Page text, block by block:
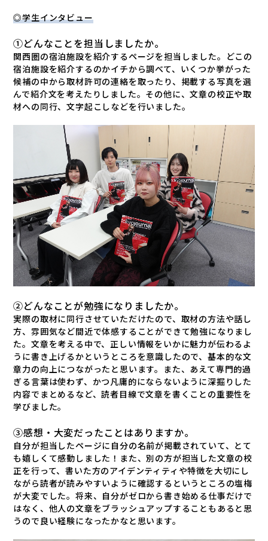
◎学生インタビュー
①どんなことを担当しましたか。
関西圏の宿泊施設を紹介するページを担当しました。どこの
宿泊施設を紹介するのかイチから調べて、いくつか挙がった
候補の中から取材許可の連絡を取ったり、掲載する写真を選
んで紹介文を考えたりしました。その他に、文章の校正や取
材への同行、文字起こしなどを行いました。
②どんなことが勉強になりましたか。
実際の取材に同行させていただけたので、取材の方法や話し
方、雰囲気など間近で体感することができて勉強になりまし
た。文章を考える中で、正しい情報をいかに魅力が伝わるよ
うに書き上げるかというところを意識したので、基本的な文
章力の向上につながったと思います。また、あえて専門的過
ぎる言葉は使わず、かつ凡庸的にならないように深掘りした
内容でまとめるなど、読者目線で文章を書くことの重要性を
学びました。
③感想・大変だったことはありますか。
自分が担当したページに自分の名前が掲載されていて、とて
も嬉しくて感動しました！また、別の方が担当した文章の校
正を行って、書いた方のアイデンティティや特徴を大切にし
ながら読者が読みやすいように確認するというところの塩梅
が大変でした。将来、自分がゼロから書き始める仕事だけで
はなく、他人の文章をブラッシュアップすることもあると思
うので良い経験になったかなと思います。